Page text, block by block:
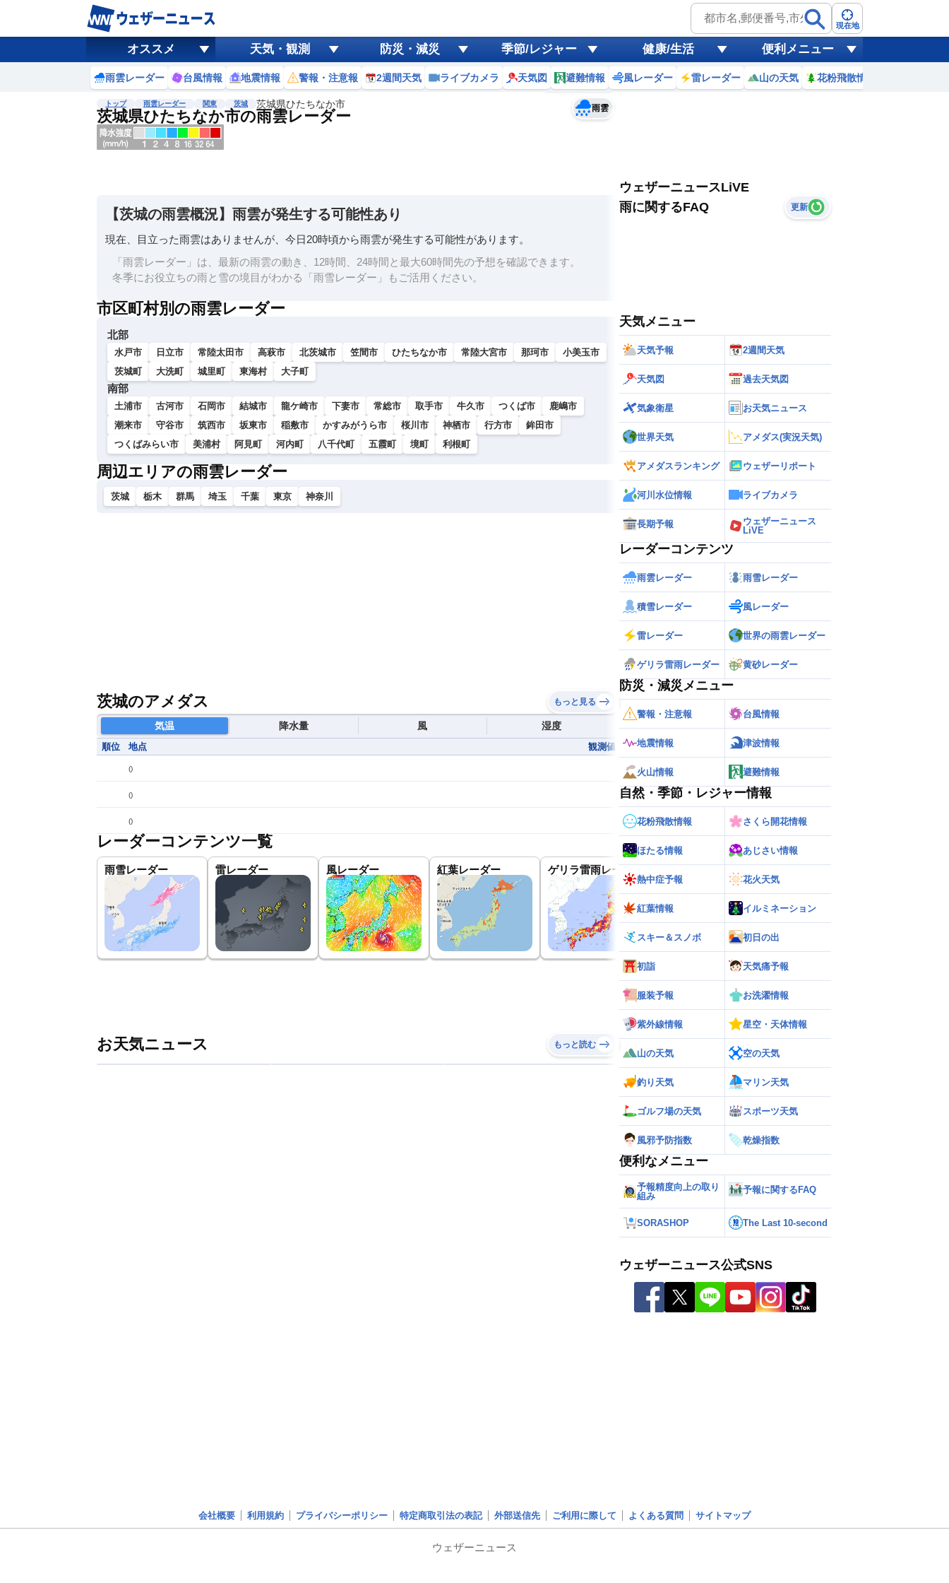
現在地
オススメ 天気・観測 防災・減災 季節/レジャー 健康/生活 便利メニュー
雨雲レーダー 台風情報 地震情報 警報・注意報 2週間天気 ライブカメラ 天気図 避難情報 風レーダー 雷レーダー 山の天気 花粉飛散情報
トップ 雨雲レーダー 関東 茨城 茨城県ひたちなか市
茨城県ひたちなか市の雨雲レーダー 雨雲
予報士コメント
黄砂
天気 台風
【茨城の雨雲概況】雨雲が発生する可能性あり
現在、目立った雨雲はありませんが、今日20時頃から雨雲が発生する可能性があります。
「雨雲レーダー」は、最新の雨雲の動き、12時間、24時間と最大60時間先の予想を確認できます。
冬季にお役立ちの雨と雪の境目がわかる「雨雪レーダー」もご活用ください。
市区町村別の雨雲レーダー
北部
水戸市 日立市 常陸太田市 高萩市 北茨城市 笠間市 ひたちなか市 常陸大宮市 那珂市
小美玉市
茨城町
大洗町 城里町 東海村 大子町
南部
土浦市 古河市 石岡市 結城市 龍ケ崎市 下妻市 常総市 取手市 牛久市 つくば市
鹿嶋市
潮来市
守谷市 筑西市 坂東市 稲敷市 かすみがうら市 桜川市 神栖市 行方市
鉾田市
つくばみらい市
美浦村 阿見町 河内町 八千代町 五霞町 境町 利根町
周辺エリアの雨雲レーダー
茨城 栃木 群馬 埼玉 千葉 東京 神奈川
茨城のアメダス もっと見る
気温 降水量 風 湿度
順位 地点 観測値
()
()
()
レーダーコンテンツ一覧
雨雪レーダー 雷レーダー 風レーダー 紅葉レーダー ゲリラ雷雨レーダー 世界の雨雲レーダー
お天気ニュース もっと読む
ウェザーニュースLiVE
雨に関するFAQ
更新
天気メニュー
天気予報 2週間天気
天気図 過去天気図
気象衛星 お天気ニュース
世界天気 アメダス(実況天気)
アメダスランキング ウェザーリポート
河川水位情報 ライブカメラ
長期予報
ウェザーニュース
LiVE
レーダーコンテンツ
雨雲レーダー 雨雪レーダー
積雪レーダー 風レーダー
雷レーダー 世界の雨雲レーダー
ゲリラ雷雨レーダー 黄砂レーダー
防災・減災メニュー
警報・注意報 台風情報
地震情報 津波情報
火山情報 避難情報
自然・季節・レジャー情報
花粉飛散情報 さくら開花情報
ほたる情報 あじさい情報
熱中症予報 花火天気
紅葉情報 イルミネーション
スキー＆スノボ 初日の出
初詣 天気痛予報
服装予報 お洗濯情報
紫外線情報 星空・天体情報
山の天気 空の天気
釣り天気 マリン天気
ゴルフ場の天気 スポーツ天気
風邪予防指数 乾燥指数
便利なメニュー
予報精度向上の取り
組み
予報に関するFAQ
SORASHOP The Last 10-second
ウェザーニュース公式SNS
会社概要 利用規約 プライバシーポリシー 特定商取引法の表記 外部送信先 ご利用に際して よくある質問 サイトマップ
ウェザーニュース